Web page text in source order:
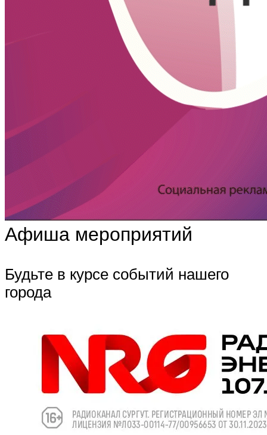
Афиша мероприятий
Будьте в курсе событий нашего
города